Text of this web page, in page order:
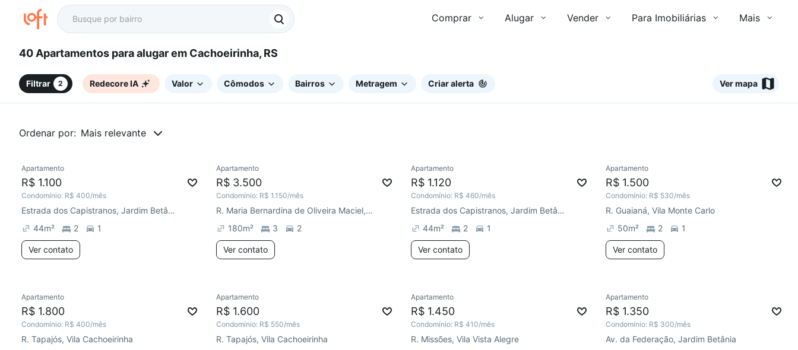
Comprar Alugar Vender Para Imobiliárias Mais
40 Apartamentos para alugar em Cachoeirinha, RS
Filtrar 2 Redecore IA Valor Cômodos Bairros Metragem Criar alerta Ver mapa
Ordenar por: Mais relevante
Redecorar
Apartamento
R$ 1.100
Condomínio: R$ 400/mês
Estrada dos Capistranos, Jardim Betânia
44m² 2 1
Ver contato
Chegou este mês
Apartamento
R$ 3.500
Condomínio: R$ 1.150/mês
R. Maria Bernardina de Oliveira Maciel, Vila Eunice Nova
180m² 3 2
Ver contato
Chegou este mês
Apartamento
R$ 1.120
Condomínio: R$ 460/mês
Estrada dos Capistranos, Jardim Betânia
44m² 2 1
Ver contato
Chegou há 2 dias
Apartamento
R$ 1.500
Condomínio: R$ 530/mês
R. Guaianá, Vila Monte Carlo
50m² 2 1
Ver contato
Chegou há 3 dias
Apartamento
R$ 1.800
Condomínio: R$ 400/mês
R. Tapajós, Vila Cachoeirinha
Chegou há 6 dias
Apartamento
R$ 1.600
Condomínio: R$ 550/mês
R. Tapajós, Vila Cachoeirinha
Chegou este mês
Apartamento
R$ 1.450
Condomínio: R$ 410/mês
R. Missões, Vila Vista Alegre
Chegou este mês
Apartamento
R$ 1.350
Condomínio: R$ 300/mês
Av. da Federação, Jardim Betânia